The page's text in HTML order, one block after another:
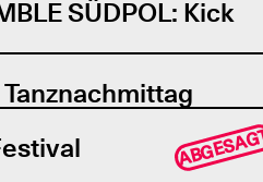
SÜDPOL: Kick